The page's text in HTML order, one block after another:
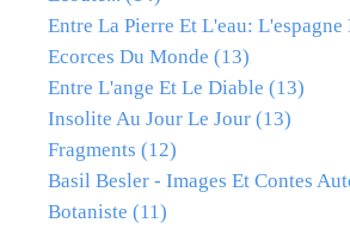
Entre La Pierre Et L'eau: L'espagne
Ecorces Du Monde (13)
Entre L'ange Et Le Diable (13)
Insolite Au Jour Le Jour (13)
Fragments (12)
Basil Besler - Images Et Contes
Botaniste (11)